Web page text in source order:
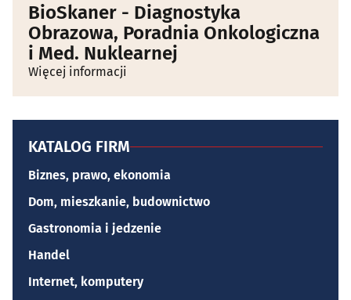
BioSkaner - Diagnostyka
Obrazowa, Poradnia Onkologiczna
i Med. Nuklearnej
Więcej informacji
KATALOG FIRM
Biznes, prawo, ekonomia
Dom, mieszkanie, budownictwo
Gastronomia i jedzenie
Handel
Internet, komputery